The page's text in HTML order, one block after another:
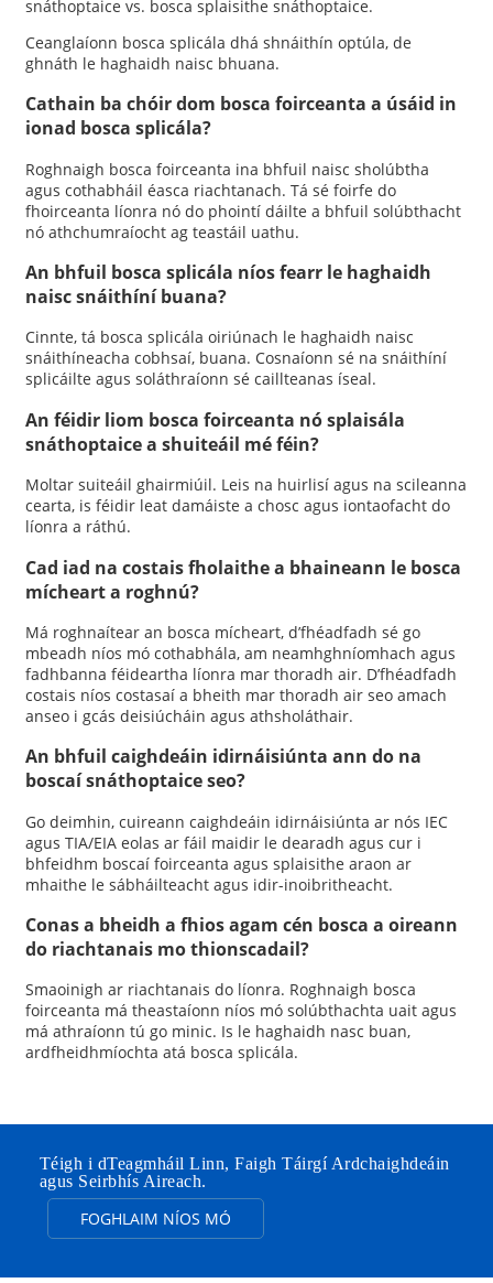
snáthoptaice vs. bosca splaisithe snáthoptaice.
Ceanglaíonn bosca splicála dhá shnáithín optúla, de
ghnáth le haghaidh naisc bhuana.
Cathain ba chóir dom bosca foirceanta a úsáid in
ionad bosca splicála?
Roghnaigh bosca foirceanta ina bhfuil naisc sholúbtha
agus cothabháil éasca riachtanach. Tá sé foirfe do
fhoirceanta líonra nó do phointí dáilte a bhfuil solúbthacht
nó athchumraíocht ag teastáil uathu.
An bhfuil bosca splicála níos fearr le haghaidh
naisc snáithíní buana?
Cinnte, tá bosca splicála oiriúnach le haghaidh naisc
snáithíneacha cobhsaí, buana. Cosnaíonn sé na snáithíní
splicáilte agus soláthraíonn sé caillteanas íseal.
An féidir liom bosca foirceanta nó splaisála
snáthoptaice a shuiteáil mé féin?
Moltar suiteáil ghairmiúil. Leis na huirlisí agus na scileanna
cearta, is féidir leat damáiste a chosc agus iontaofacht do
líonra a ráthú.
Cad iad na costais fholaithe a bhaineann le bosca
mícheart a roghnú?
Má roghnaítear an bosca mícheart, d’fhéadfadh sé go
mbeadh níos mó cothabhála, am neamhghníomhach agus
fadhbanna féideartha líonra mar thoradh air. D’fhéadfadh
costais níos costasaí a bheith mar thoradh air seo amach
anseo i gcás deisiúcháin agus athsholáthair.
An bhfuil caighdeáin idirnáisiúnta ann do na
boscaí snáthoptaice seo?
Go deimhin, cuireann caighdeáin idirnáisiúnta ar nós IEC
agus TIA/EIA eolas ar fáil maidir le dearadh agus cur i
bhfeidhm boscaí foirceanta agus splaisithe araon ar
mhaithe le sábháilteacht agus idir-inoibritheacht.
Conas a bheidh a fhios agam cén bosca a oireann
do riachtanais mo thionscadail?
Smaoinigh ar riachtanais do líonra. Roghnaigh bosca
foirceanta má theastaíonn níos mó solúbthachta uait agus
má athraíonn tú go minic. Is le haghaidh nasc buan,
ardfheidhmíochta atá bosca splicála.
Téigh i dTeagmháil Linn, Faigh Táirgí Ardchaighdeáin
agus Seirbhís Aireach.
FOGHLAIM NÍOS MÓ